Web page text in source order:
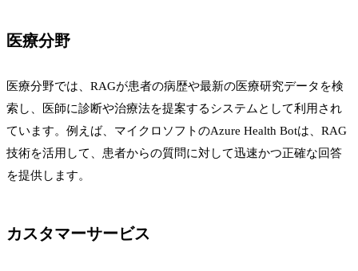
医療分野
医療分野では、RAGが患者の病歴や最新の医療研究データを検
索し、医師に診断や治療法を提案するシステムとして利用され
ています。例えば、マイクロソフトのAzure Health Botは、RAG
技術を活用して、患者からの質問に対して迅速かつ正確な回答
を提供します。
カスタマーサービス